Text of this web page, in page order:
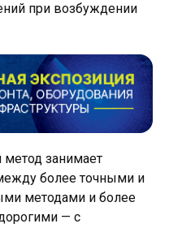
при возбуждении
занимает
более точными и
методами и более
— с